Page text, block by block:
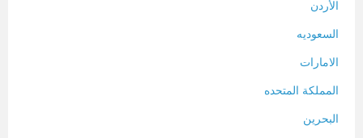
الأردن
السعوديه
الامارات
المملكة المتحده
البحرين